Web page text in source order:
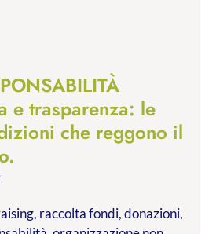
e trasparenza: le
che reggono il
raccolta fondi, donazioni,